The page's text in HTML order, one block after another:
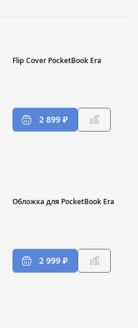
Flip Cover PocketBook Era
2 899 ₽
Обложка для PocketBook Era
2 999 ₽